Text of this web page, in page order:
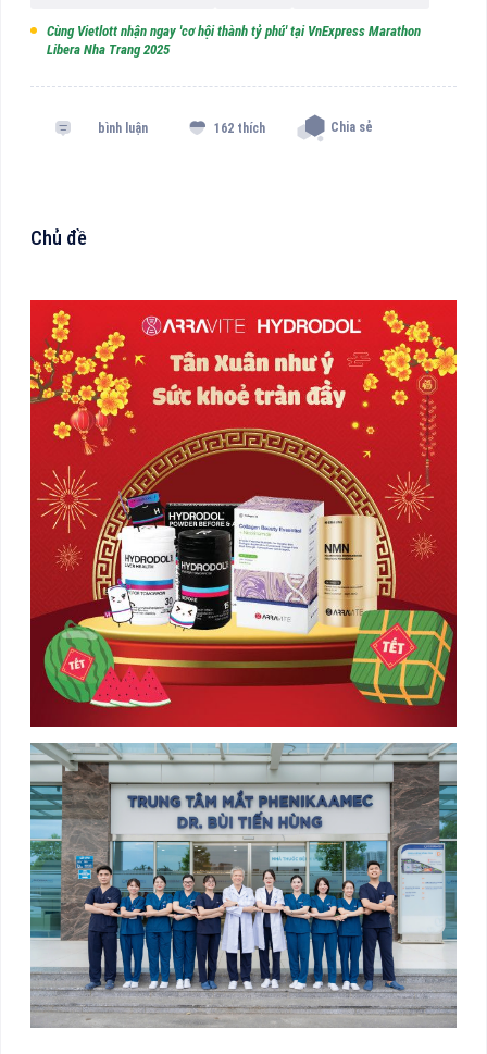
Cùng Vietlott nhận ngay 'cơ hội thành tỷ phú' tại VnExpress Marathon
Libera Nha Trang 2025
bình luận 162 thích Chia sẻ
Chủ đề